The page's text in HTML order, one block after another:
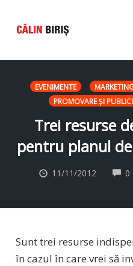
content
EVENIMENTE
PROMOVARE ŞI
Trei resurse
pentru planul
11/11/2012 0
Sunt trei resurse
în cazul în care vrei să